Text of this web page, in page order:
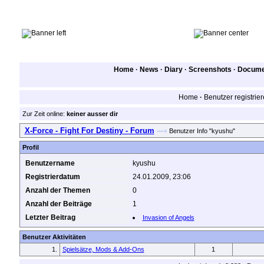
Home · News · Diary · Screenshots ·
Home · Benutzer
Zur Zeit online: keiner ausser dir
X-Force - Fight For Destiny - Forum —› Benutzer Info "kyushu"
Profil
Benutzername
kyushu
Registrierdatum
24.01.2009, 23:06
Anzahl der Themen
0
Anzahl der Beiträge
1
Letzter Beitrag
Invasion of Angels
Benutzer Aktivitäten
1.
Spielsätze, Mods & Add-Ons 1